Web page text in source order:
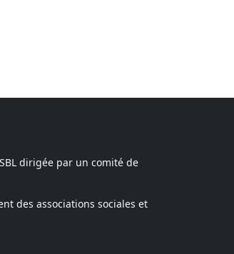
dirigée par un comité de
des associations sociales et